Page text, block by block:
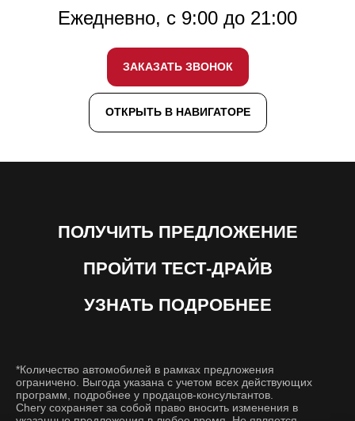
Ежедневно, с 9:00 до 21:00
ЗАКАЗАТЬ ЗВОНОК
ОТКРЫТЬ В НАВИГАТОРЕ
ПОЛУЧИТЬ ПРЕДЛОЖЕНИЕ
ПРОЙТИ ТЕСТ-ДРАЙВ
УЗНАТЬ ПОДРОБНЕЕ
*Количество автомобилей в рамках предложения
ограничено. Выгода указана с учетом всех действующих
программ, подробнее у продацов-консультантов.
Chery сохраняет за собой право вносить изменения в